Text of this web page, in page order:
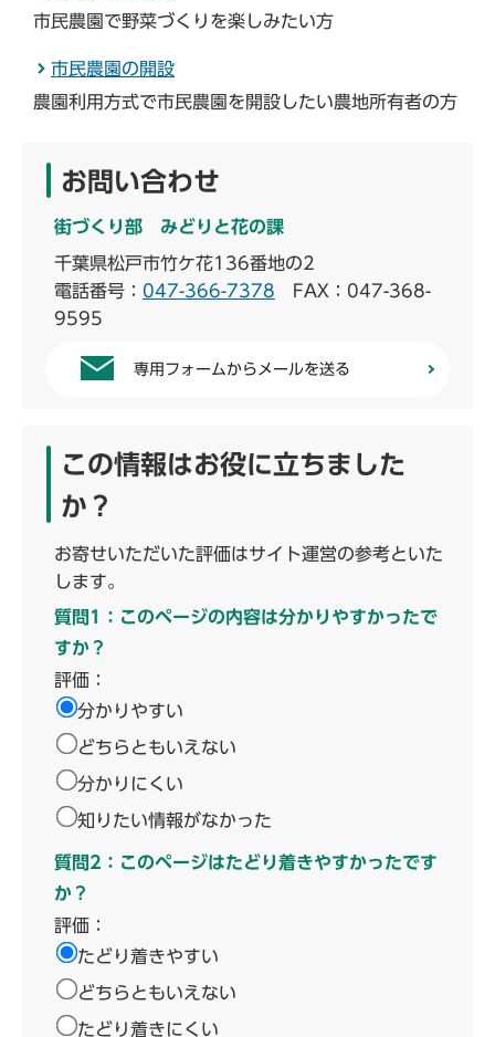
市民農園で野菜づくりを楽しみたい方
市民農園の開設
農園利用方式で市民農園を開設したい農地所有者の方
お問い合わせ
街づくり部 みどりと花の課
千葉県松戸市竹ケ花136番地の2
電話番号： 047-366-7378 FAX：047-368-
9595
専用フォームからメールを送る
この情報はお役に立ちました
か？
お寄せいただいた評価はサイト運営の参考といた
します。
質問1：このページの内容は分かりやすかったで
すか？
評価：
分かりやすい
どちらともいえない
分かりにくい
知りたい情報がなかった
質問2：このページはたどり着きやすかったです
か？
評価：
たどり着きやすい
どちらともいえない
たどり着きにくい